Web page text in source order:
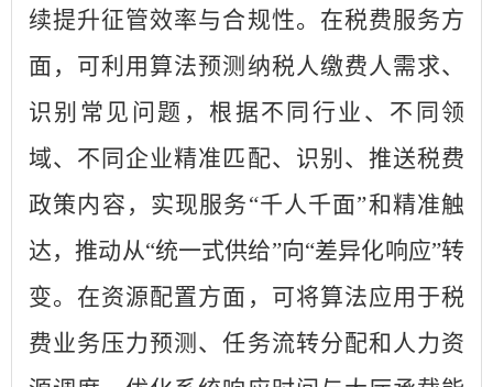
续提升征管效率与合规性。在税费服务方
面，可利用算法预测纳税人缴费人需求、
识别常见问题，根据不同行业、不同领
域、不同企业精准匹配、识别、推送税费
政策内容，实现服务“千人千面”和精准触
达，推动从“统一式供给”向“差异化响应”转
变。在资源配置方面，可将算法应用于税
费业务压力预测、任务流转分配和人力资